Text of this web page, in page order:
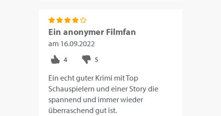
Ein anonymer Filmfan
am 16.09.2022
Ein echt guter Krimi mit Top
Schauspielern und einer Story die
spannend und immer wieder
überraschend gut ist.